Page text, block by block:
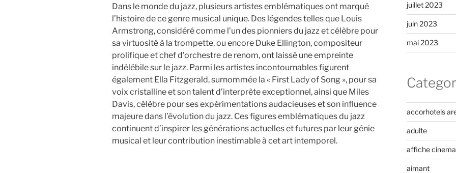
Dans le monde du jazz, plusieurs artistes emblématiques ont marqué
l’histoire de ce genre musical unique. Des légendes telles que Louis
Armstrong, considéré comme l’un des pionniers du jazz et célèbre pour
sa virtuosité à la trompette, ou encore Duke Ellington, compositeur
prolifique et chef d’orchestre de renom, ont laissé une empreinte
indélébile sur le jazz. Parmi les artistes incontournables figurent
également Ella Fitzgerald, surnommée la « First Lady of Song », pour sa
voix cristalline et son talent d’interprète exceptionnel, ainsi que Miles
Davis, célèbre pour ses expérimentations audacieuses et son influence
majeure dans l’évolution du jazz. Ces figures emblématiques du jazz
continuent d’inspirer les générations actuelles et futures par leur génie
musical et leur contribution inestimable à cet art intemporel.
juillet 2023
juin 2023
mai 2023
accorhotels
adulte
affiche cinema
aimant